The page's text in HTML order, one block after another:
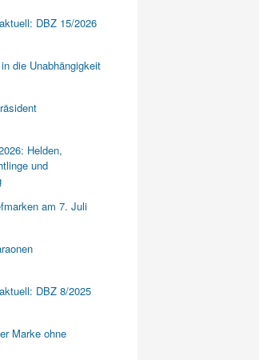
DBZ 15/2026
die Unabhängigkeit
Helden,
und
am 7. Juli
DBZ 8/2025
Marke ohne